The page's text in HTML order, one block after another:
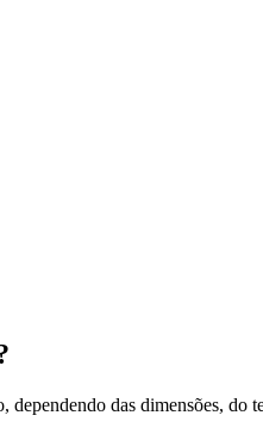
das dimensões, do